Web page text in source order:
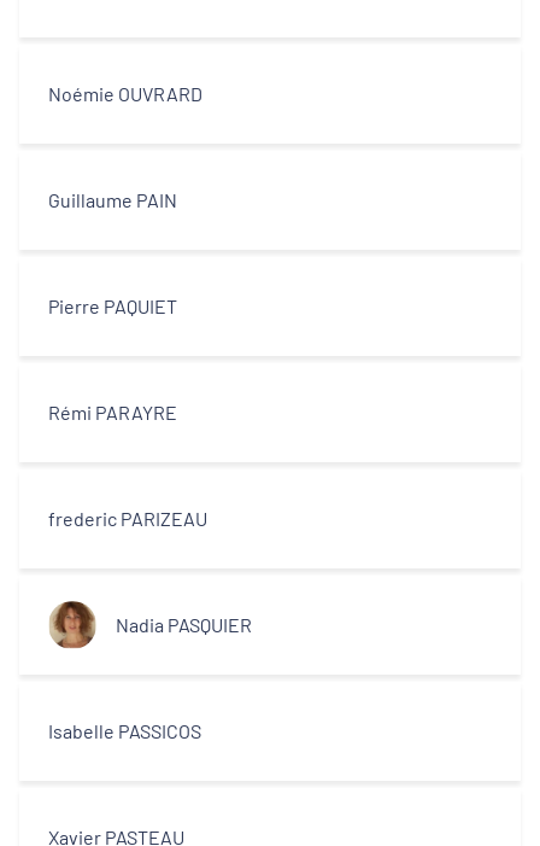
Noémie OUVRARD
Guillaume PAIN
Pierre PAQUIET
Rémi PARAYRE
frederic PARIZEAU
Nadia PASQUIER
Isabelle PASSICOS
Xavier PASTEAU